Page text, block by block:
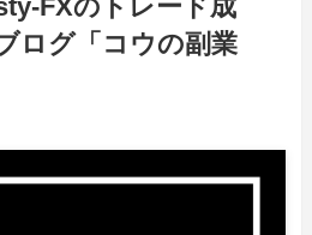
FXのトレード成
ログ「コウの副業